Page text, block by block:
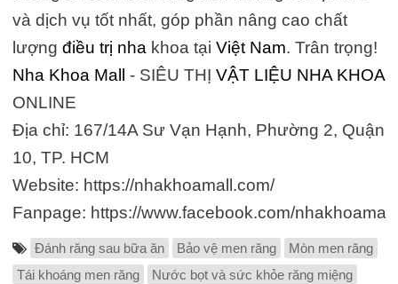
và dịch vụ tốt nhất, góp phần nâng cao chất
lượng điều trị nha khoa tại Việt Nam. Trân trọng!
Nha Khoa Mall
- SIÊU THỊ VẬT LIỆU NHA KHOA
ONLINE
Địa chỉ: 167/14A Sư Vạn Hạnh, Phường 2, Quận
10, TP. HCM
Website: https://nhakhoamall.com/
Fanpage: https://www.facebook.com/nhakhoamall
Đánh răng sau bữa ăn Bảo vệ men răng
Mòn men răng
Tái khoáng men răng
Nước bọt và sức khỏe răng miệng